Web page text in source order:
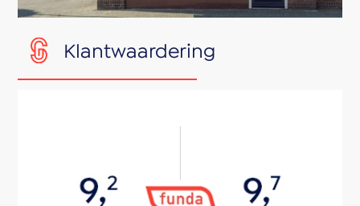
Klantwaardering